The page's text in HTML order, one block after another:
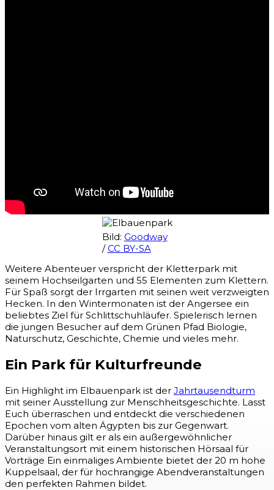
Bild: Goodway
/CC BY-SA
Weitere Abenteuer verspricht der Kletterpark mit
seinem Hochseilgarten und 55 Elementen zum Klettern.
Für Spaß sorgt der Irrgarten mit seinen weit verzweigten
Hecken. In den Wintermonaten ist der Angersee ein
beliebtes Ziel für Schlittschuhläufer. Spielerisch lernen
die jungen Besucher auf dem Grünen Pfad Biologie,
Naturschutz, Geschichte, Chemie und vieles mehr.
Ein Park für Kulturfreunde
Ein Highlight im Elbauenpark ist der Jahrtausendturm
mit seiner Ausstellung zur Menschheitsgeschichte. Lasst
Euch überraschen und entdeckt die verschiedenen
Epochen vom alten Ägypten bis zur Gegenwart.
Darüber hinaus gilt er als ein außergewöhnlicher
Veranstaltungsort mit einem historischen Hörsaal für
Vorträge Ein einmaliges Ambiente bietet der 20 m hohe
Kuppelsaal, der für hochrangige Abendveranstaltungen
den perfekten Rahmen bildet.